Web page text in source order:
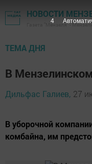
НОВОСТИ
Газета "Мензеля" -
ТЕМА ДНЯ
В
Дильфас Галиев, 27
В уборочной
комбайна, им
3